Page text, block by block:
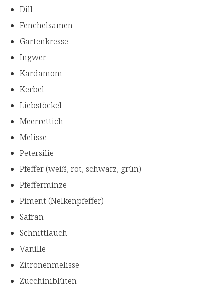
Dill
Fenchelsamen
Gartenkresse
Ingwer
Kardamom
Kerbel
Liebstöckel
Meerrettich
Melisse
Petersilie
Pfeffer (weiß, rot, schwarz, grün)
Pfefferminze
Piment (Nelkenpfeffer)
Safran
Schnittlauch
Vanille
Zitronenmelisse
Zucchiniblüten